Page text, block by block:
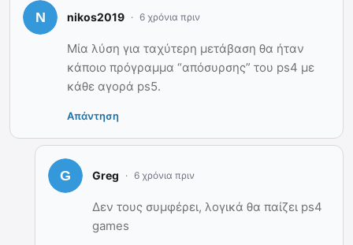
nikos2019 6 χρόνια πριν
Μία λύση για ταχύτερη μετάβαση θα ήταν
κάποιο πρόγραμμα “απόσυρσης” του ps4 με
κάθε αγορά ps5.
Απάντηση
Greg 6 χρόνια πριν
Δεν τους συμφέρει, λογικά θα παίζει ps4
games